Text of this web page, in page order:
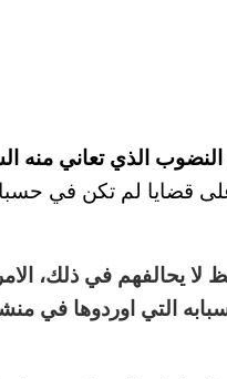
النضوب الذي تعاني منه
قضايا لم تكن في
لا يحالفهم في ذلك،
التي اوردوها في